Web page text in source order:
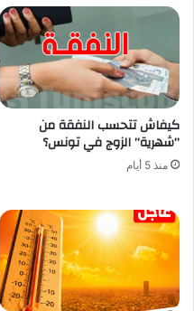
كيفاش تتحسب النفقة من
”شهرية” الزوج في تونس؟
منذ 5 أيام